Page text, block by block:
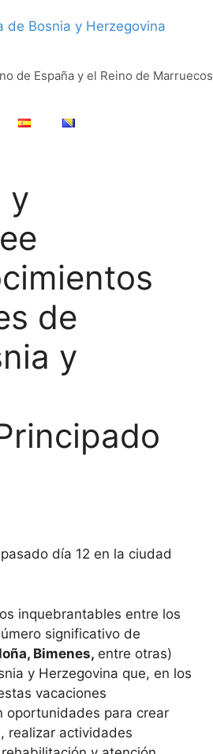
de España y el Reino de Marruecos
y
de
y
día 12 en la ciudad
inquebrantables entre los
significativo de
Bimenes, entre otras)
y Herzegovina que, en los
vacaciones
oportunidades para crear
realizar actividades